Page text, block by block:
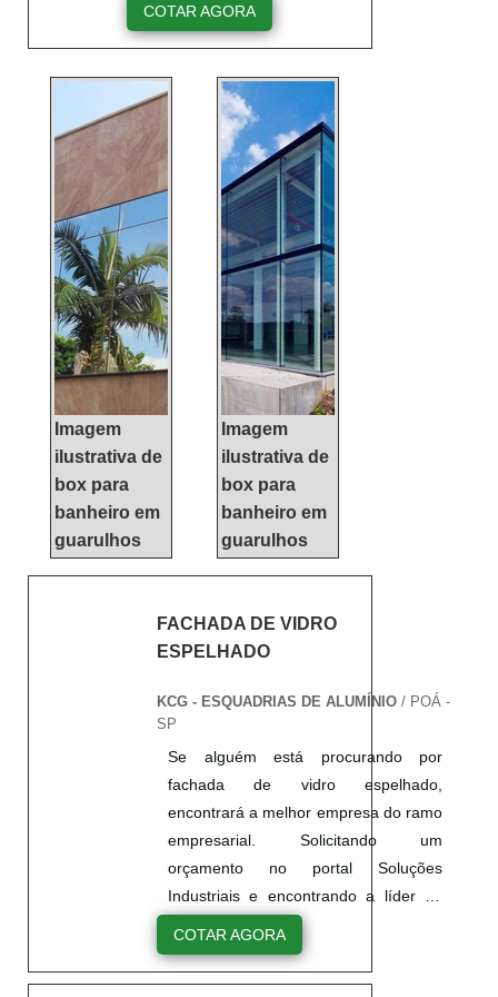
encontrando a líder do
INFORMAÇÕES
RELEVANTES SOBRE
FACHADA CORTINAQuem
precisa de fachada cortina
de qualidade, tem que
conhecer a KCG ALUMÍNIO.
É possível encontrar janelas
de correr e janelas maxim
ar, focando em tecnologia e
desenvolvimento no que
gera resultado ao c...
COTAR AGORA
Imagem
ilustrativa de
box para
banheiro em
guarulhos
Imagem
ilustrativa de
box para
banheiro em
guarulhos
FACHADA DE VIDRO
ESPELHADO
KCG - ESQUADRIAS DE ALUMÍNIO / POÁ -
SP
Se alguém está procurando por
fachada de vidro espelhado,
encontrará a melhor empresa do ramo
empresarial. Solicitando um
orçamento no portal Soluções
Industriais e encontrando a líder do
mercado.DIFERENCIAIS
IMPORTANTES DE FACHADA DE
COTAR AGORA